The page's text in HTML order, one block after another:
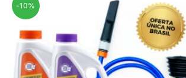
-10%